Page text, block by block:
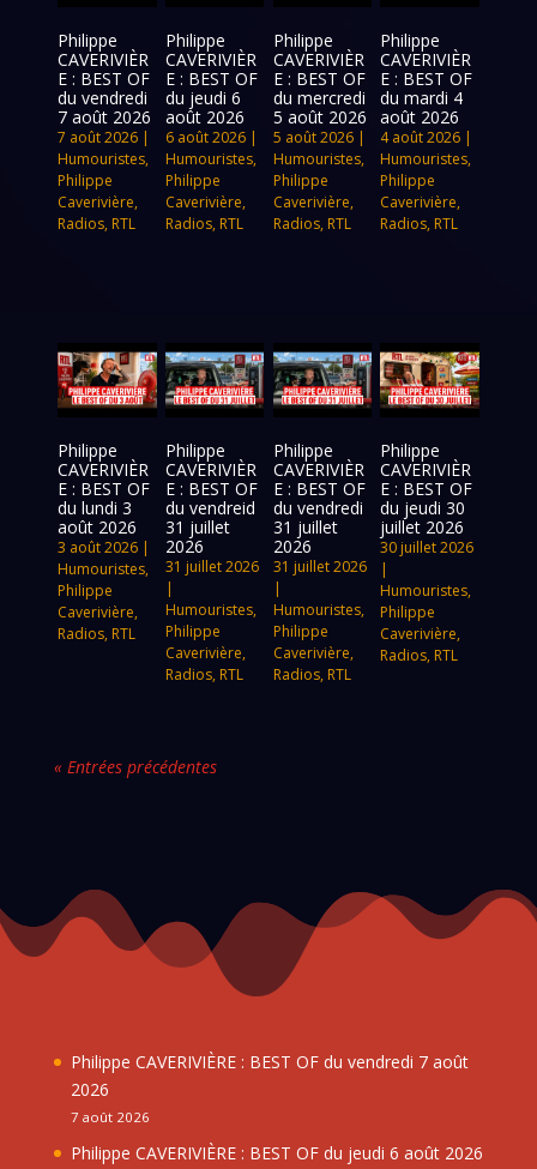
Philippe
CAVERIVIÈR
E : BEST OF
du vendredi
7 août 2026
7 août 2026 |
Humouristes,
Philippe
Caverivière,
Radios, RTL
Philippe
CAVERIVIÈR
E : BEST OF
du jeudi 6
août 2026
6 août 2026|
Humouristes,
Philippe
Caverivière,
Radios, RTL
Philippe
CAVERIVIÈR
E : BEST OF
du mercredi
5 août 2026
5 août 2026|
Humouristes,
Philippe
Caverivière,
Radios, RTL
Philippe
CAVERIVIÈR
E : BEST OF
du mardi 4
août 2026
4 août 2026 |
Humouristes,
Philippe
Caverivière,
Radios, RTL
Philippe
CAVERIVIÈR
E : BEST OF
du lundi 3
août 2026
3 août 2026 |
Humouristes,
Philippe
Caverivière,
Radios, RTL
Philippe
CAVERIVIÈR
E : BEST OF
du vendreid
31 juillet
2026
31 juillet 2026
|
Humouristes,
Philippe
Caverivière,
Radios, RTL
Philippe
CAVERIVIÈR
E : BEST OF
du vendredi
31 juillet
2026
31 juillet 2026
|
Humouristes,
Philippe
Caverivière,
Radios, RTL
Philippe
CAVERIVIÈR
E : BEST OF
du jeudi 30
juillet 2026
30 juillet 2026
|
Humouristes,
Philippe
Caverivière,
Radios, RTL
« Entrées précédentes
Philippe CAVERIVIÈRE : BEST OF du vendredi 7 août
2026
7 août 2026
Philippe CAVERIVIÈRE : BEST OF du jeudi 6 août 2026